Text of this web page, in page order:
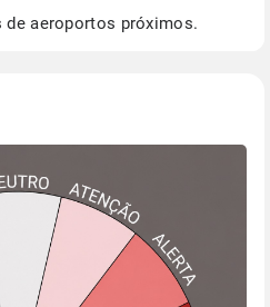
(CPTEC).
de aeroportos próximos.